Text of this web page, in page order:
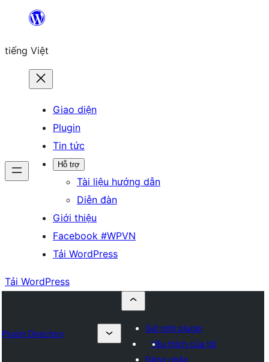
Chuyển
phần
tiếng Việt
Giao diện
Plugin
Tin tức
Hỗ trợ
Tài liệu hướng dẫn
Diễn đàn
Giới thiệu
Facebook #WPVN
Tải WordPress
Tải WordPress
Plugin Directory
Gửi một plugin
Yêu thích của tôi
Đăng nhập